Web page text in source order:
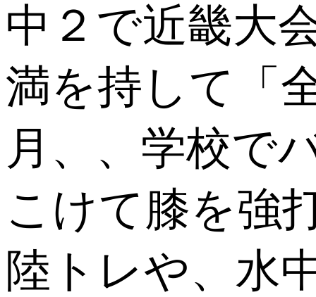
中２で近畿大
満を持して「
月、、学校で
こけて膝を強
陸トレや、水